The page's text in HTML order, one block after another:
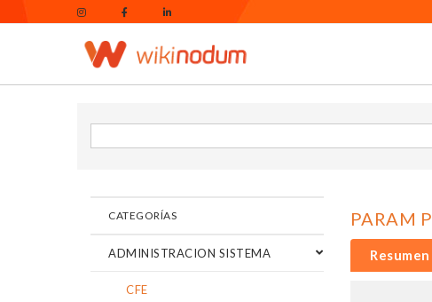
CATEGORÍAS
ADMINISTRACION SISTEMA
CFE
PARAM
Resumen